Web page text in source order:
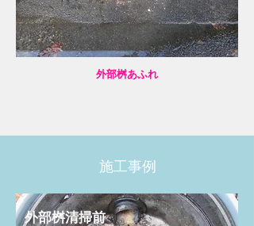
​外部桝あふれ
施工事例
​外部桝清掃前